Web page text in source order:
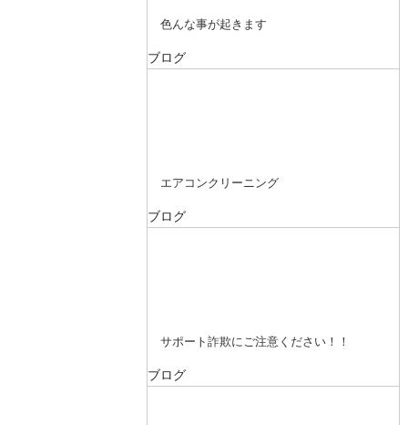
色んな事が起きます
ブログ
エアコンクリーニング
ブログ
サポート詐欺にご注意ください！！
ブログ